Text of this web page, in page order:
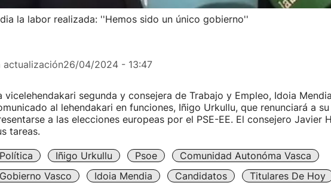
la labor realizada: ''Hemos sido un único gobierno''
actualización26/04/2024 - 13:47
vicelehendakari segunda y consejera de Trabajo y Empleo, Idoia
al lehendakari en funciones, Iñigo Urkullu, que renunciará a
a las elecciones europeas por el PSE-EE. El consejero Javier
tareas.
Política Iñigo Urkullu Psoe
Comunidad Autonóma Vasca
Gobierno Vasco
Idoia Mendia Candidatos Titulares De Hoy